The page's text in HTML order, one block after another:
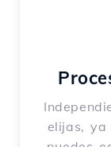
elijas, ya